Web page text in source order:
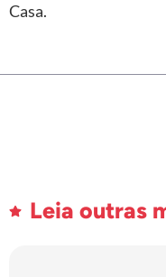
Casa.
Leia outras